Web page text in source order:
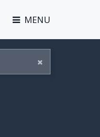
MENU